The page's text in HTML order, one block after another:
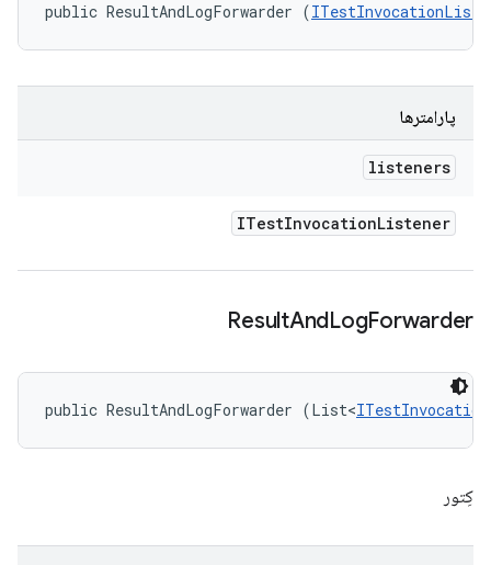
public ResultAndLogForwarder (
پارامترها
listeners
ITestInvocationListener
ResultAndLogForwarder
public ResultAndLogForwarder (List<
کِتور